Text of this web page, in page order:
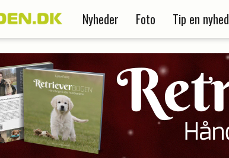
Nyheder Foto Tip en nyhed